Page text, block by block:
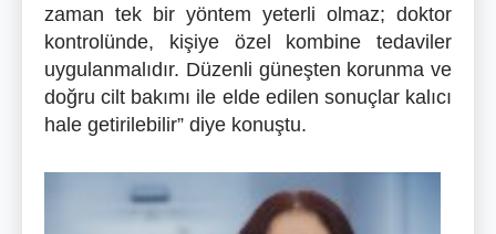
zaman tek bir yöntem yeterli olmaz; doktor
kontrolünde, kişiye özel kombine tedaviler
uygulanmalıdır. Düzenli güneşten korunma ve
doğru cilt bakımı ile elde edilen sonuçlar kalıcı
hale getirilebilir” diye konuştu.